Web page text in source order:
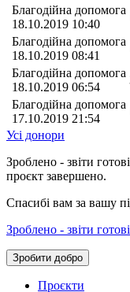
Благодійна допомога
18.10.2019 10:40
Благодійна допомога
18.10.2019 08:41
Благодійна допомога
18.10.2019 06:54
Благодійна допомога
17.10.2019 21:54
Усі донори
Зроблено - звіти
проєкт завершено.
Спасибі вам за вашу
Зроблено - звіти готові
Зробити добро
Проєкти